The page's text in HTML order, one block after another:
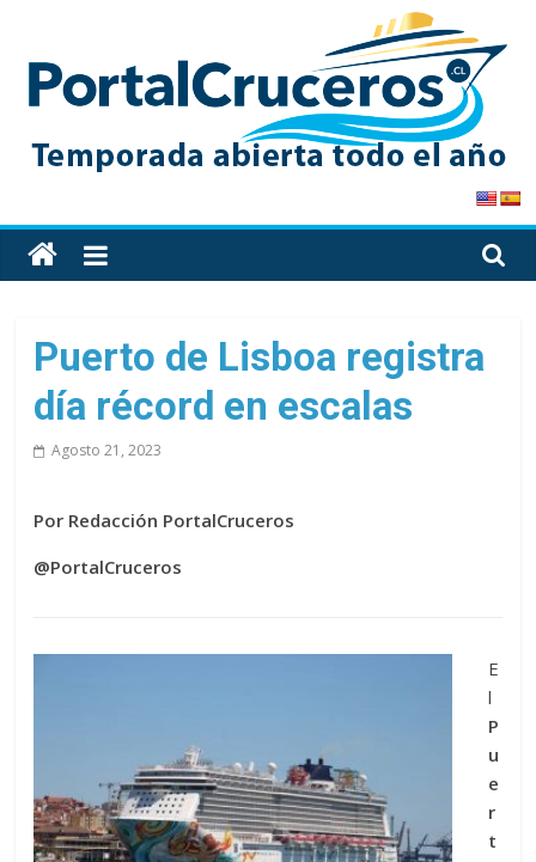
content
PortalCruceros
Toda
la
de
cruceros
en
un
solo
Puerto de Lisboa registra
día récord en escalas
Agosto 21, 2023
Por Redacción PortalCruceros
@PortalCruceros
E
l
P
u
e
r
t